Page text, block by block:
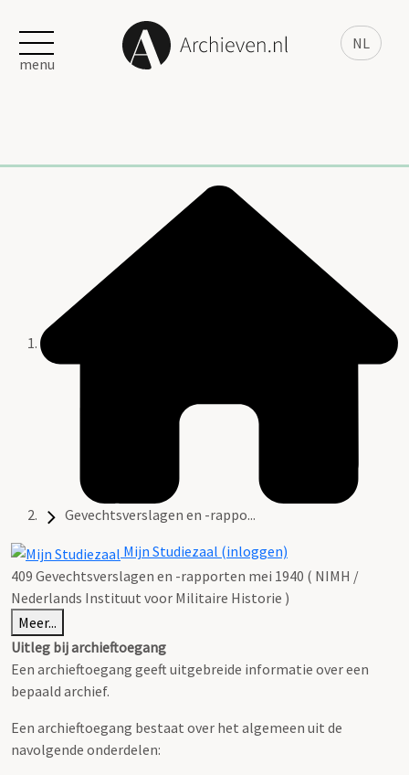
NL
menu
Gevechtsverslagen en -rappo...
Mijn Studiezaal (inloggen)
409 Gevechtsverslagen en -rapporten mei 1940 ( NIMH /
Nederlands Instituut voor Militaire Historie )
Meer...
Uitleg bij archieftoegang
Een archieftoegang geeft uitgebreide informatie over een
bepaald archief.
Een archieftoegang bestaat over het algemeen uit de
navolgende onderdelen: